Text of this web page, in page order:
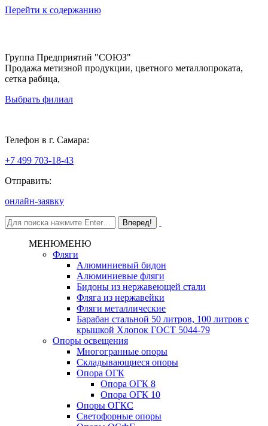
Перейти к содержанию
Группа Предприятий "СОЮЗ"
Продажа метизной продукции, цветного металлопроката,
сетка рабица,
Выбрать филиал
Телефон в г. Самара:
+7 499 703-18-43
Отправить:
онлайн-заявку
МЕНЮМЕНЮ
Фляги
Алюминиевый бидон
Алюминиевые фляги
Бидоны из нержавеющей стали
Фляга из нержавейки
Фляги металлические
Барабан стальной 50 литров, 100 литров с
крышкой Хлопок ГОСТ 5044-79
Опоры освещения
Многогранные опоры
Складывающиеся опоры
Опора ОГК
Опора ОГК 8
Опора ОГК 10
Опоры ОГКС
Светофорные опоры